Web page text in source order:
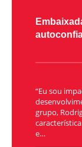
“Eu sou
grupo,
e…